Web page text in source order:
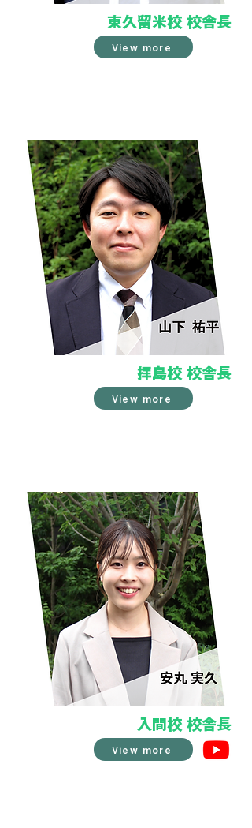
東久留米校 校舎長
View more
拝島校 校舎長
View more
入間校 校舎長
View more